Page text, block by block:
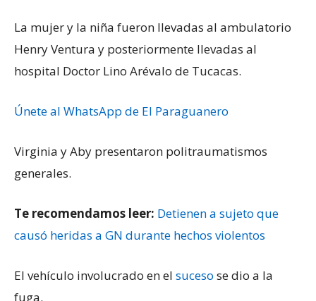
La mujer y la niña fueron llevadas al ambulatorio
Henry Ventura y posteriormente llevadas al
hospital Doctor Lino Arévalo de Tucacas.
Únete al WhatsApp de El Paraguanero
Virginia y Aby presentaron politraumatismos
generales.
Te recomendamos leer: Detienen a sujeto que
causó heridas a GN durante hechos violentos
El vehículo involucrado en el suceso se dio a la
fuga.